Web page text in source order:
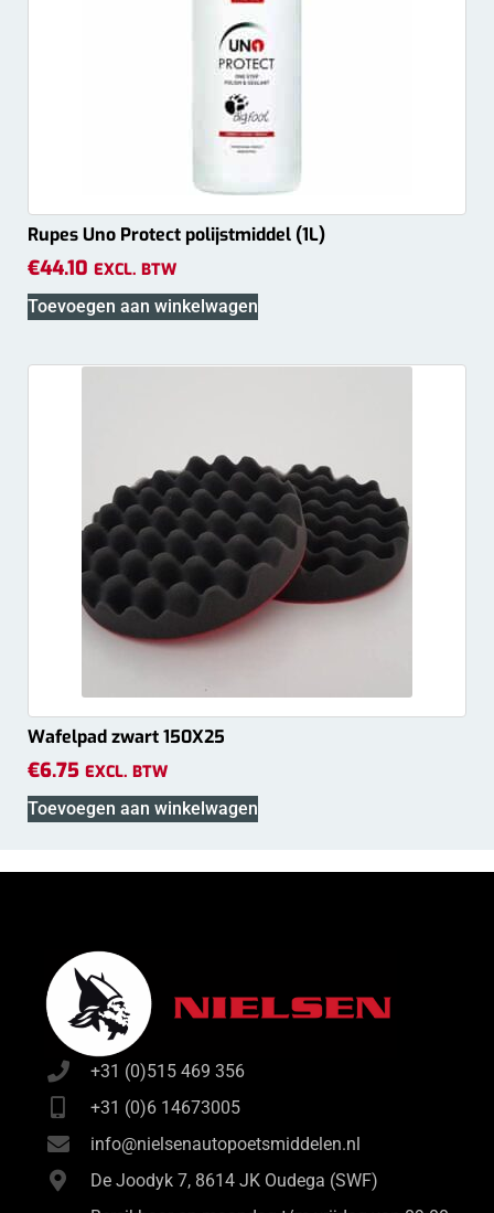
Rupes Uno Protect polijstmiddel (1L)
€44.10 EXCL. BTW
Toevoegen aan winkelwagen
Wafelpad zwart 150X25
€6.75 EXCL. BTW
Toevoegen aan winkelwagen
+31 (0)515 469 356
+31 (0)6 14673005
info@nielsenautopoetsmiddelen.nl
De Joodyk 7, 8614 JK Oudega (SWF)